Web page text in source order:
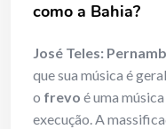
como a Bahia?
José Teles:
que sua música é
o frevo é uma
execução. A